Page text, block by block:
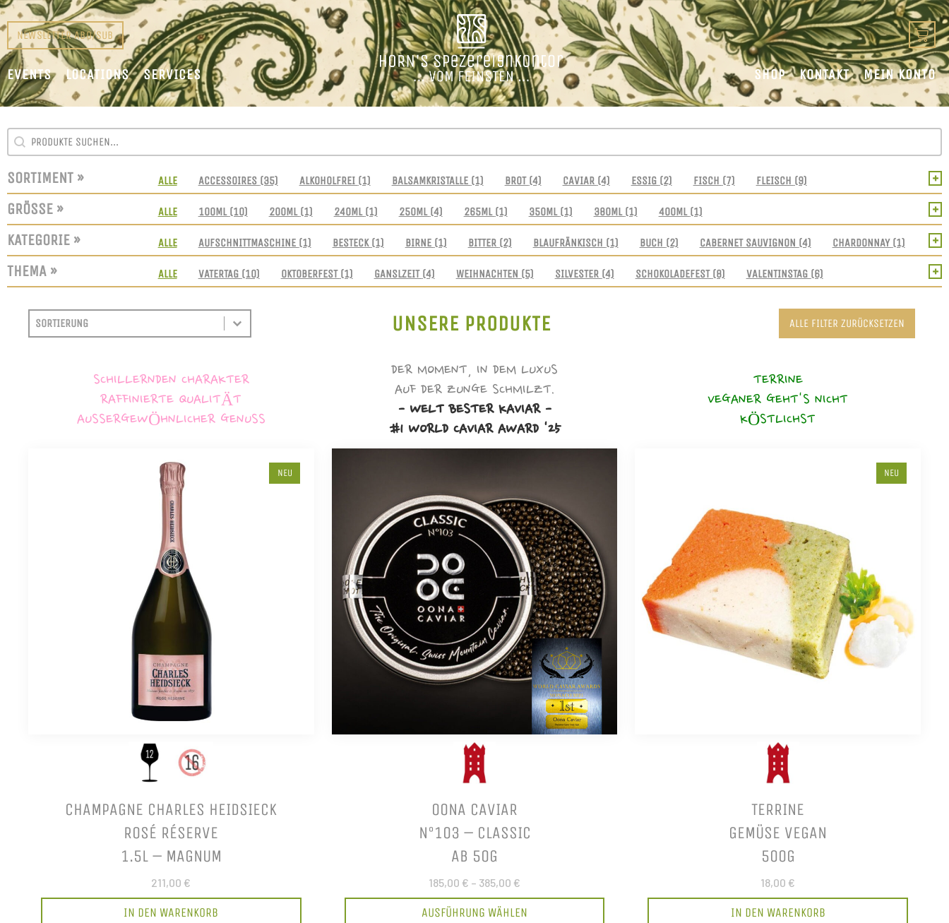
NEWSLETTER ABO/SUB
EVENTS LOCATIONS SERVICES SHOP KONTAKT MEIN KONTO
SUCHFELD
SEARCH CONTENT
SORTIMENT » SORTIMENT
ALLE ACCESSOIRES (35) ALKOHOLFREI (1) BALSAMKRISTALLE (1) BROT (4) CAVIAR (4) ESSIG (2) FISCH (7) FLEISCH (9)
+
GRÖSSE »
GRÖSSEN
ALLE 100ML (10) 200ML (1) 240ML (1) 250ML (4) 265ML (1) 350ML (1) 380ML (1) 400ML (1)
+
KATEGORIE »
KATEGORIE
ALLE AUFSCHNITTMASCHINE (1) BESTECK (1) BIRNE (1) BITTER (2) BLAUFRÄNKISCH (1) BUCH (2) CABERNET SAUVIGNON (4) CHARDONNAY (1)
+
THEMA »
THEMEN
ALLE VATERTAG (10) OKTOBERFEST (1) GANSLZEIT (4) WEIHNACHTEN (5) SILVESTER (4) SCHOKOLADEFEST (8) VALENTINSTAG (6) +
SORTIEREN
SORT CONTENT
SORT CONTENT UNSERE PRODUKTE ALLE FILTER ZURÜCKSETZEN
SCHILLERNDEN CHARAKTER
RAFFINIERTE QUALITÄT
AUSSERGEWÖHNLICHER GENUSS
NEU
CHAMPAGNE CHARLES HEIDSIECK
ROSÉ RÉSERVE
1.5L – MAGNUM
211,00 €
IN DEN WARENKORB
DER MOMENT, IN DEM LUXUS
AUF DER ZUNGE SCHMILZT.
- WELT BESTER KAVIAR -
#1 WORLD CAVIAR AWARD '25
OONA CAVIAR
N°103 – CLASSIC
AB 50G
185,00 € – 385,00 €
AUSFÜHRUNG WÄHLEN
TERRINE
VEGANER GEHT'S NICHT
KÖSTLICHST
NEU
TERRINE
GEMÜSE VEGAN
500G
18,00 €
IN DEN WARENKORB